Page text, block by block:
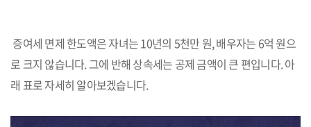
증여세 면제 한도액은 자녀는 10년의 5천만 원, 배우자는 6억 원으
로 크지 않습니다. 그에 반해 상속세는 공제 금액이 큰 편입니다. 아
래 표로 자세히 알아보겠습니다.